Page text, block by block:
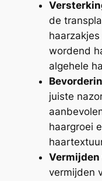
de
wordend
algehele
juiste
haargroei
Vermijden
vermijden